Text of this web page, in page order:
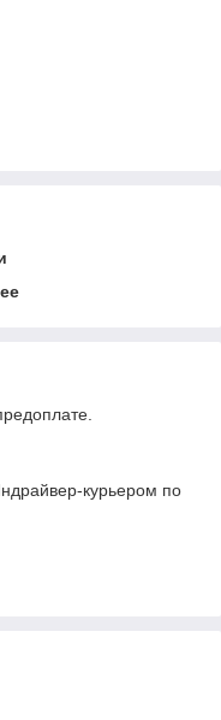
курьером по